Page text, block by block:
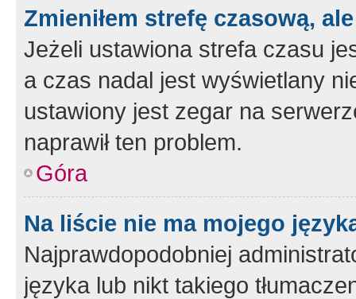
Zmieniłem strefę czasową,
Jeżeli ustawiona strefa czasu
a czas nadal jest wyświetlany
ustawiony jest zegar na
naprawił ten problem.
Góra
Na liście nie ma mojego
Najprawdopodobniej
języka lub nikt takiego